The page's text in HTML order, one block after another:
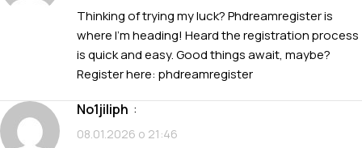
Thinking of trying my luck? Phdreamregister is
where I’m heading! Heard the registration process
is quick and easy. Good things await, maybe?
Register here: phdreamregister
no1jiliph :
08.01.2026 о 21:46